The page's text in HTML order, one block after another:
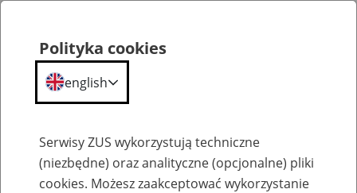
Polityka cookies
english
Serwisy ZUS wykorzystują techniczne
(niezbędne) oraz analityczne (opcjonalne) pliki
cookies. Możesz zaakceptować wykorzystanie